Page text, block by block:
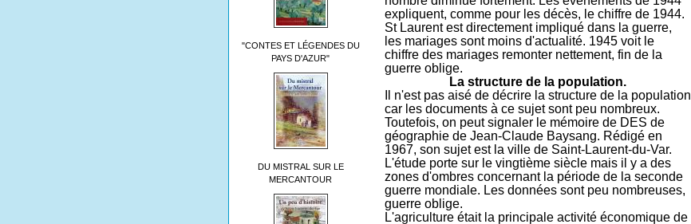
"CONTES ET LÉGENDES DU
PAYS D'AZUR"
DU MISTRAL SUR LE
MERCANTOUR
expliquent, comme pour les décès, le chiffre de 1944.
St Laurent est directement impliqué dans la guerre,
les mariages sont moins d'actualité. 1945 voit le
chiffre des mariages remonter nettement, fin de la
guerre oblige.
La structure de la population.
Il n'est pas aisé de décrire la structure de la population
car les documents à ce sujet sont peu nombreux.
Toutefois, on peut signaler le mémoire de DES de
géographie de Jean-Claude Baysang. Rédigé en
1967, son sujet est la ville de Saint-Laurent-du-Var.
L'étude porte sur le vingtième siècle mais il y a des
zones d'ombres concernant la période de la seconde
guerre mondiale. Les données sont peu nombreuses,
guerre oblige.
L'agriculture était la principale activité économique de